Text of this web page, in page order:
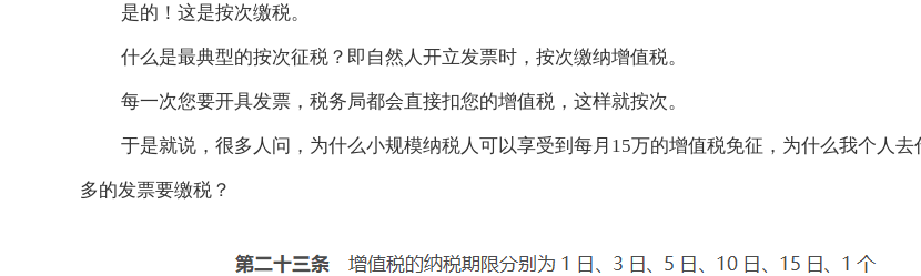
是的！这是按次缴税。
什么是最典型的按次征税？即自然人开立发票时，按次缴纳增值税。
每一次您要开具发票，税务局都会直接扣您的增值税，这样就按次。
于是就说，很多人问，为什么小规模纳税人可以享受到每月 15万的增值税免征，为什么我个人去
多的发票要缴税？